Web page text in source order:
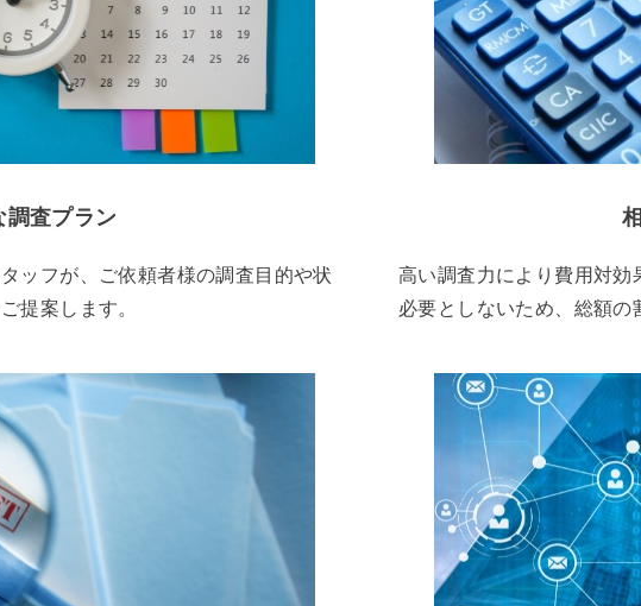
調査プラン
ッフが、ご依頼者様の調査目的や状
提案します。
高い調査力により費用対
必要としないため、総額